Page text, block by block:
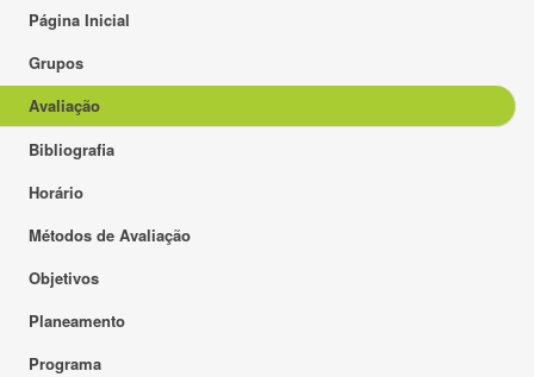
Página Inicial
Grupos
Avaliação
Bibliografia
Horário
Métodos de Avaliação
Objetivos
Planeamento
Programa